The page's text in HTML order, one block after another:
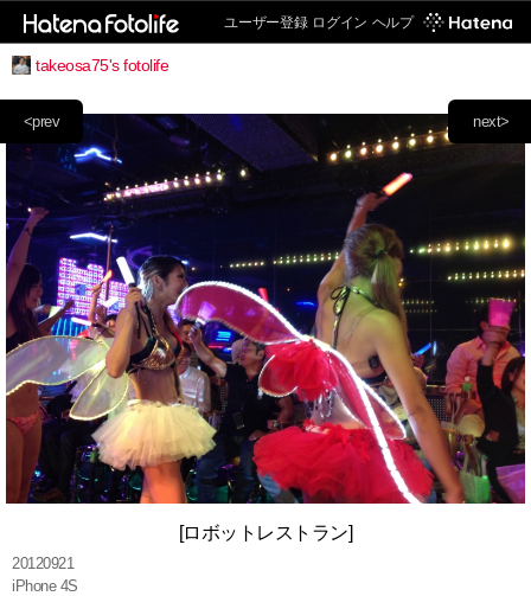
ユーザー登録 ログイン ヘルプ
takeosa75's fotolife
next>
<prev
[ロボットレストラン]
20120921
iPhone 4S